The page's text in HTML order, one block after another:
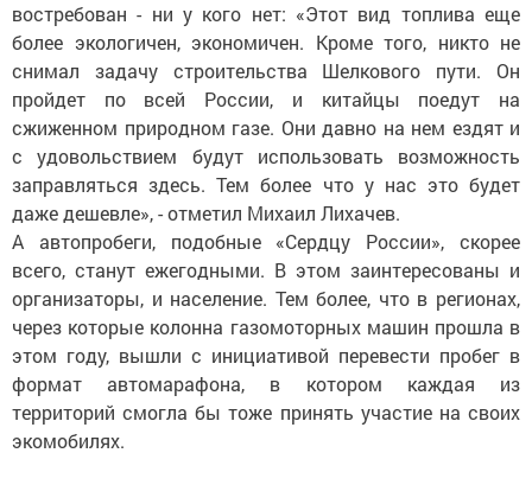
востребован - ни у кого нет: «Этот вид топлива еще
более экологичен, экономичен. Кроме того, никто не
снимал задачу строительства Шелкового пути. Он
пройдет по всей России, и китайцы поедут на
сжиженном природном газе. Они давно на нем ездят и
с удовольствием будут использовать возможность
заправляться здесь. Тем более что у нас это будет
даже дешевле», - отметил Михаил Лихачев.
А автопробеги, подобные «Сердцу России», скорее
всего, станут ежегодными. В этом заинтересованы и
организаторы, и население. Тем более, что в регионах,
через которые колонна газомоторных машин прошла в
этом году, вышли с инициативой перевести пробег в
формат автомарафона, в котором каждая из
территорий смогла бы тоже принять участие на своих
экомобилях.